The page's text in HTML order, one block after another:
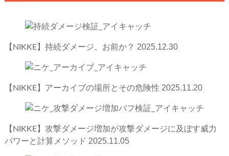
【NIKKE】持続ダメージ、お前か？ 2025.12.30
【NIKKE】アーカイブの場所とその危険性 2025.11.20
【NIKKE】攻撃ダメージ増加が攻撃ダメージに及ぼす威力
パワーと計算メソッド 2025.11.05